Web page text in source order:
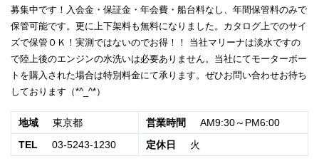
募集中です！入会金・保証金・年会費・船台料なし、年間保管料のみで
保管可能です。更に上下架料も無料になりました。カタログ上でのサイ
ズで保管ＯＫ！実測ではないのでお得！！ 当社マリーナは淡水ですの
で陸上後のエンジンの水洗いは必要ありません。当社にてモーターボー
トを購入された場合は特別料金にて承ります。ぜひお問い合わせお待ち
しております（*^_^*）
地域 東京都 営業時間
AM9:30～PM6:00
TEL
03-5243-1230 定休日 火